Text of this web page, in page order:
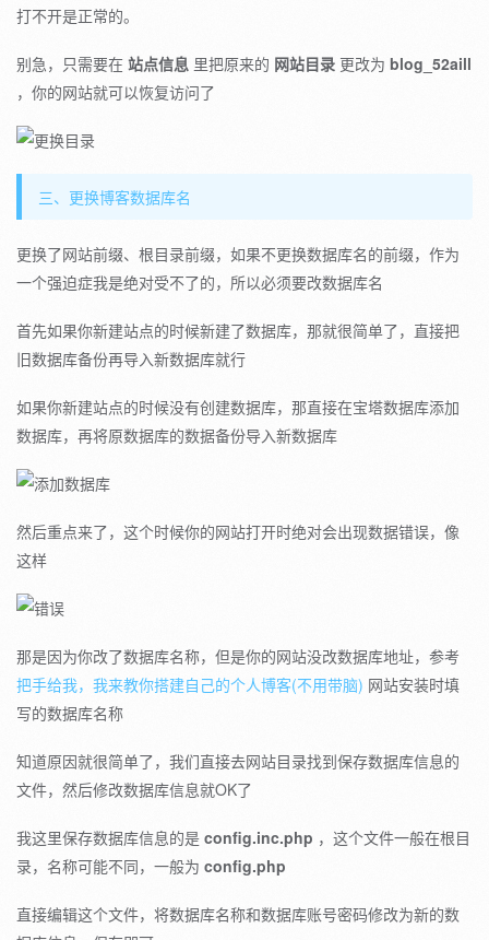
打不开是正常的。
别急，只需要在 站点信息 里把原来的 网站目录 更改为 blog_52aill
，你的网站就可以恢复访问了
三、更换博客数据库名
更换了网站前缀、根目录前缀，如果不更换数据库名的前缀，作为
一个强迫症我是绝对受不了的，所以必须要改数据库名
首先如果你新建站点的时候新建了数据库，那就很简单了，直接把
旧数据库备份再导入新数据库就行
如果你新建站点的时候没有创建数据库，那直接在宝塔数据库添加
数据库，再将原数据库的数据备份导入新数据库
然后重点来了，这个时候你的网站打开时绝对会出现数据错误，像
这样
那是因为你改了数据库名称，但是你的网站没改数据库地址，参考
把手给我，我来教你搭建自己的个人博客(不用带脑) 网站安装时填
写的数据库名称
知道原因就很简单了，我们直接去网站目录找到保存数据库信息的
文件，然后修改数据库信息就OK了
我这里保存数据库信息的是 config.inc.php ，这个文件一般在根目
录，名称可能不同，一般为 config.php
直接编辑这个文件，将数据库名称和数据库账号密码修改为新的数